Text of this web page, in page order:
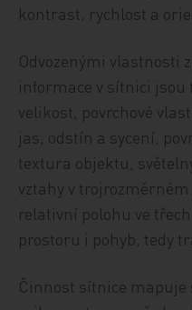
kontrast, rychlost a
Odvozenými vlastnosti
informace v sítnici
velikost, povrchové
jas, odstín a sycení,
textura objektu,
vztahy v
relativní polohu ve
prostoru i pohyb, tedy
Činnost sítnice